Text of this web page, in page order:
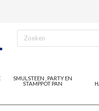
SMULSTEEN , PARTY EN
STAMPPOT PAN